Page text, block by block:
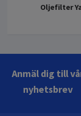
Oljefilter
Anmäl dig till
nyhetsbrev